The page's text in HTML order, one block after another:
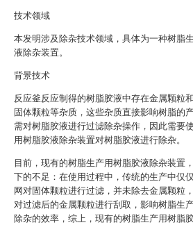
技术领域
本发明涉及除杂技术领域，具体为一种树脂
液除杂装置。
背景技术
反应釜反应制得的树脂胶液中存在金属颗粒
固体颗粒等杂质，这些杂质直接影响树脂的
需对树脂胶液进行过滤除杂操作，因此需要
用树脂胶液除杂装置对树脂胶液进行除杂。
目前，现有的树脂生产用树脂胶液除杂装置
下的不足：在使用过程中，传统的生产中仅
网对固体颗粒进行过滤，并未除去金属颗粒
对过滤后的金属颗粒进行刮取，影响树脂生
除杂的效率，综上，现有的树脂生产用树脂